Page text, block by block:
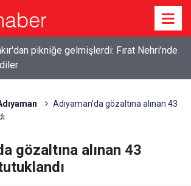
pikniğe gelmişlerdi: Fırat Nehri’nde
Adıyaman’da gözaltına alınan 43
gözaltına alınan 43